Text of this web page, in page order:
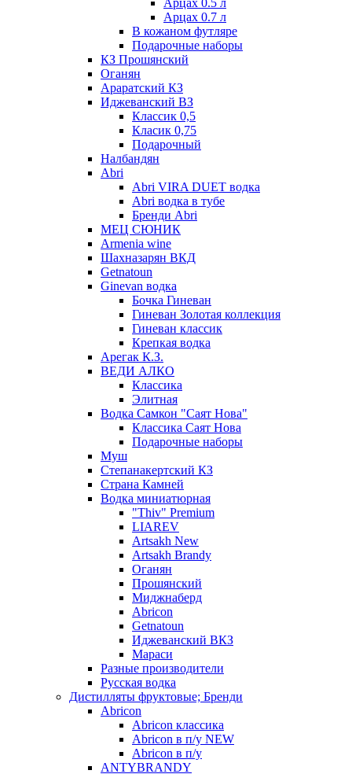
Арцах 0.5 л
Арцах 0.7 л
В кожаном футляре
Подарочные наборы
КЗ Прошянский
Оганян
Араратский КЗ
Иджеванский ВЗ
Классик 0,5
Класик 0,75
Подарочный
Налбандян
Abri
Abri VIRA DUET водка
Abri водка в тубе
Бренди Abri
МЕЦ СЮНИК
Armenia wine
Шахназарян ВКД
Getnatoun
Ginevan водка
Бочка Гиневан
Гиневан Золотая коллекция
Гиневан классик
Крепкая водка
Арегак К.З.
ВЕДИ АЛКО
Классика
Элитная
Водка Самкон "Саят Нова"
Классика Саят Нова
Подарочные наборы
Муш
Степанакертский КЗ
Страна Камней
Водка миниатюрная
"Thiv" Premium
LIAREV
Artsakh New
Artsakh Brandy
Оганян
Прошянский
Миджнаберд
Abricon
Getnatoun
Иджеванский ВКЗ
Мараси
Разные производители
Русская водка
Дистилляты фруктовые; Бренди
Abricon
Abricon классика
Abricon в п/у NEW
Abricon в п/у
ANTYBRANDY